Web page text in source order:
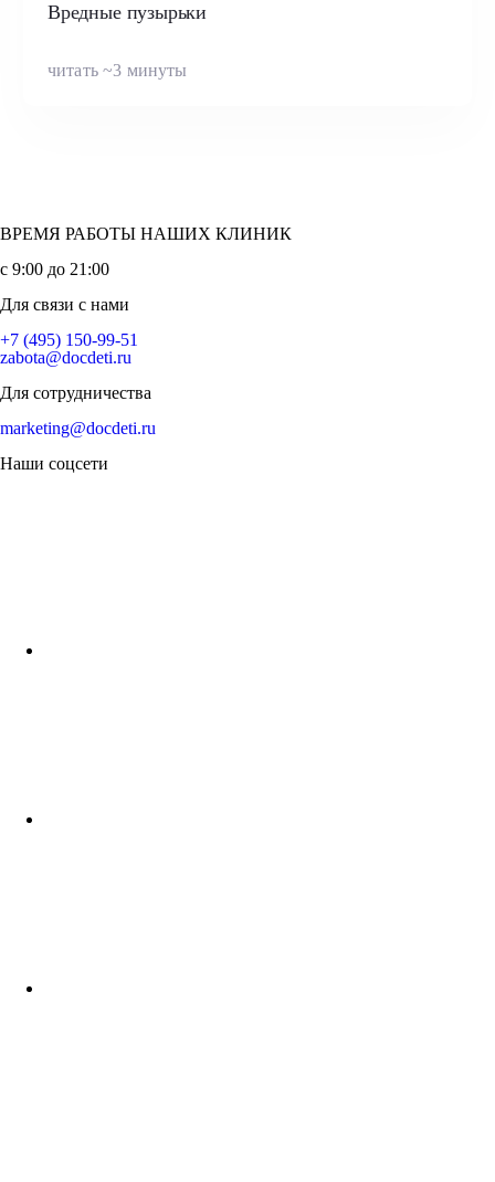
Вредные пузырьки
читать ~3 минуты
ВРЕМЯ РАБОТЫ НАШИХ КЛИНИК
с 9:00 до 21:00
Для связи с нами
+7 (495) 150-99-51
zabota@docdeti.ru
Для сотрудничества
marketing@docdeti.ru
Наши соцсети